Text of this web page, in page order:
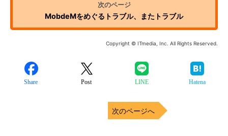
MobdeMをめぐるトラブル、またトラブル
Copyright © ITmedia, Inc. All Rights Reserved.
Share Post LINE Hatena
次のページへ